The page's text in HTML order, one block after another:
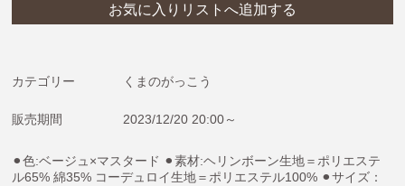
tupera tupera（しろくまのパンツ）
お気に入りリストへ追加する
カテゴリー くまのがっこう
販売期間 2023/12/20 20:00～
⚫︎色:ベージュ×マスタード ⚫︎素材:ヘリンボーン生地＝ポリエステ
ル65% 綿35% コーデュロイ生地＝ポリエステル100% ⚫︎サイズ：